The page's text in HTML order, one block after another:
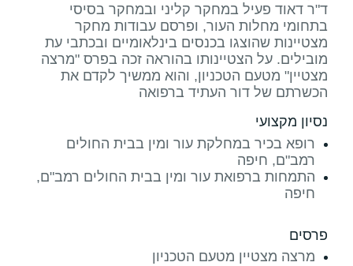
ד"ר דאוד פעיל במחקר קליני ובמחקר בסיסי
בתחומי מחלות העור, ופרסם עבודות מחקר
מצטיינות שהוצגו בכנסים בינלאומיים ובכתבי עת
מובילים. על הצטיינותו בהוראה זכה בפרס "מרצה
מצטיין" מטעם הטכניון, והוא ממשיך לקדם את
הכשרתם של דור העתיד ברפואה
נסיון מקצועי
רופא בכיר במחלקת עור ומין בבית החולים
רמב"ם, חיפה
התמחות ברפואת עור ומין בבית החולים רמב"ם,
חיפה
פרסים
מרצה מצטיין מטעם הטכניון